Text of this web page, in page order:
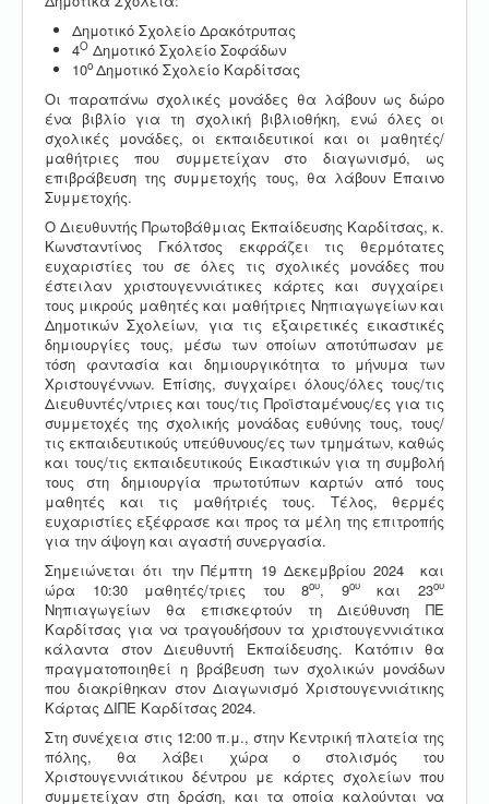
Δημοτικό Σχολείο Δρακότρυπας
4Ο Δημοτικό Σχολείο Σοφάδων
10ο Δημοτικό Σχολείο Καρδίτσας
Οι παραπάνω σχολικές μονάδες θα λάβουν ως δώρο
ένα βιβλίο για τη σχολική βιβλιοθήκη, ενώ όλες οι
σχολικές μονάδες, οι εκπαιδευτικοί και οι μαθητές/
μαθήτριες που συμμετείχαν στο διαγωνισμό, ως
επιβράβευση της συμμετοχής τους, θα λάβουν Έπαινο
Συμμετοχής.
Ο Διευθυντής Πρωτοβάθμιας Εκπαίδευσης Καρδίτσας, κ.
Κωνσταντίνος Γκόλτσος εκφράζει τις θερμότατες
ευχαριστίες του σε όλες τις σχολικές μονάδες που
έστειλαν χριστουγεννιάτικες κάρτες και συγχαίρει
τους μικρούς μαθητές και μαθήτριες Νηπιαγωγείων και
Δημοτικών Σχολείων, για τις εξαιρετικές εικαστικές
δημιουργίες τους, μέσω των οποίων αποτύπωσαν με
τόση φαντασία και δημιουργικότητα το μήνυμα των
Χριστουγέννων. Επίσης, συγχαίρει όλους/όλες τους/τις
Διευθυντές/ντριες και τους/τις Προϊσταμένους/ες για τις
συμμετοχές της σχολικής μονάδας ευθύνης τους, τους/
τις εκπαιδευτικούς υπεύθυνους/ες των τμημάτων, καθώς
και τους/τις εκπαιδευτικούς Εικαστικών για τη συμβολή
τους στη δημιουργία πρωτοτύπων καρτών από τους
μαθητές και τις μαθήτριές τους. Τέλος, θερμές
ευχαριστίες εξέφρασε και προς τα μέλη της επιτροπής
για την άψογη και αγαστή συνεργασία.
Σημειώνεται ότι την Πέμπτη 19 Δεκεμβρίου 2024 και
ώρα 10:30 μαθητές/τριες του 8ου, 9ουκαι 23ου
Νηπιαγωγείων θα επισκεφτούν τη Διεύθυνση ΠΕ
Καρδίτσας για να τραγουδήσουν τα χριστουγεννιάτικα
κάλαντα στον Διευθυντή Εκπαίδευσης. Κατόπιν θα
πραγματοποιηθεί η βράβευση των σχολικών μονάδων
που διακρίθηκαν στον Διαγωνισμό Χριστουγεννιάτικης
Κάρτας ΔΙΠΕ Καρδίτσας 2024.
Στη συνέχεια στις 12:00 π.μ., στην Κεντρική πλατεία της
πόλης, θα λάβει χώρα ο στολισμός του
Χριστουγεννιάτικου δέντρου με κάρτες σχολείων που
συμμετείχαν στη δράση, και τα οποία καλούνται να